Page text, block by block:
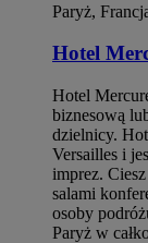
Paryż,
Hotel
Hotel
biznesową
dzielnicy.
Versailles i
imprez.
salami
osoby
Paryż w